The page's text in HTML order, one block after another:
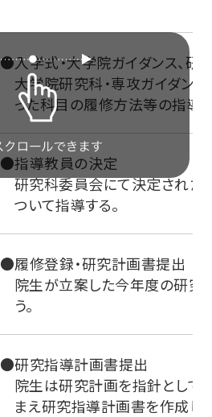
●入学式・大学院ガイダンス、研
大学院研究科・専攻ガイダン
った科目の履修方法等の指導
●指導教員の決定
研究科委員会にて決定された
ついて指導する。
●履修登録・研究計画書提出
院生が立案した今年度の研究
う。
●研究指導計画書提出
院生は研究計画を指針として
まえ研究指導計画書を作成し